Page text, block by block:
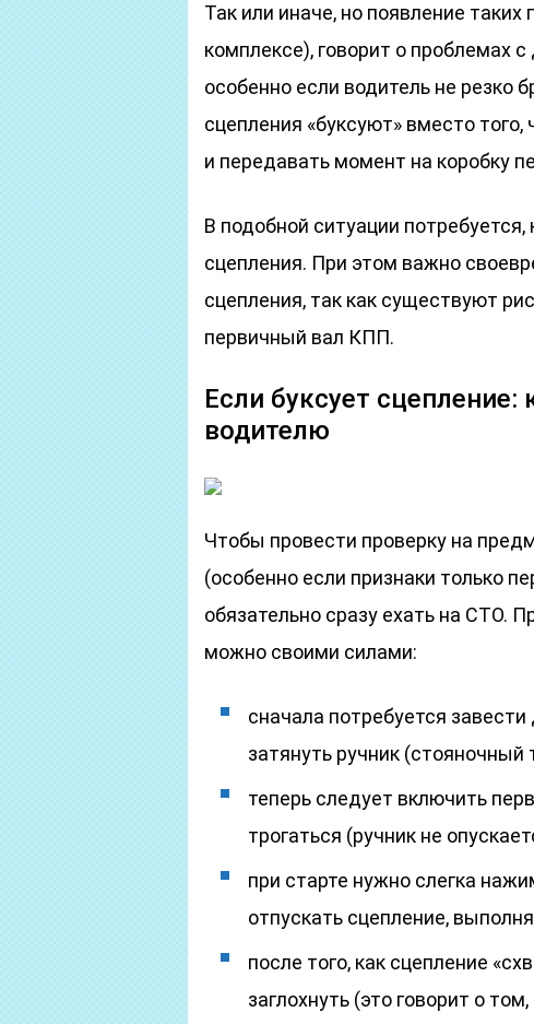
Так или иначе, но появление таких
комплексе), говорит о проблемах
особенно если водитель не резко
сцепления «буксуют» вместо
и передавать момент на коробку
В подобной ситуации
сцепления. При этом важно
сцепления, так как существуют
первичный вал КПП.
Если буксует сцепление:
водителю
Чтобы провести проверку на
(особенно если признаки только
обязательно сразу ехать на СТО.
можно своими силами:
сначала потребуется
затянуть ручник (стояночный
теперь следует включить
трогаться (ручник не
при старте нужно слегка
отпускать сцепление,
после того, как сцепление
заглохнуть (это говорит о